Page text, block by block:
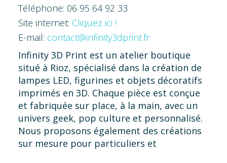
Téléphone: 06 95 64 92 33
Site internet: Cliquez ici !
E-mail: contact@infinity3dprint.fr
Infinity 3D Print est un atelier boutique
situé à Rioz, spécialisé dans la création de
lampes LED, figurines et objets décoratifs
imprimés en 3D. Chaque pièce est conçue
et fabriquée sur place, à la main, avec un
univers geek, pop culture et personnalisé.
Nous proposons également des créations
sur mesure pour particuliers et